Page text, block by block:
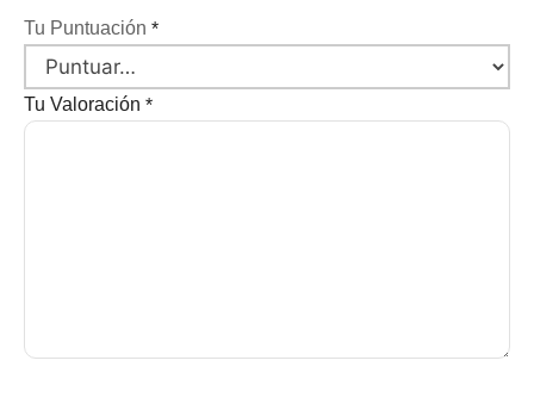
Tu Puntuación *
Tu Valoración *